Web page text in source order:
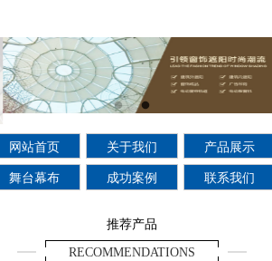
网站首页 关于我们 产品展示
舞台幕布 成功案例 联系我们
推荐产品
RECOMMENDATIONS